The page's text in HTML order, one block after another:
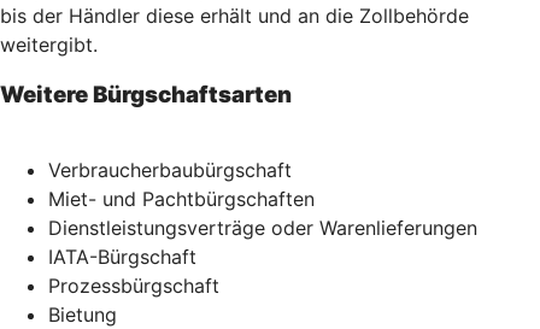
bis der Händler diese erhält und an die Zollbehörde
weitergibt.
Weitere Bürgschaftsarten
Verbraucherbaubürgschaft
Miet- und Pachtbürgschaften
Dienstleistungsverträge oder Warenlieferungen
IATA-Bürgschaft
Prozessbürgschaft
Bietung